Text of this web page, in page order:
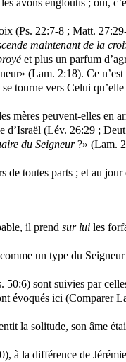
avons engloutis ; oui,
(Ps. 22:7-8 ; Matt.
maintenant de la
et plus un parfum
(Lam. 2:18). Ce
vers Celui
peuvent-elles en
d’Israël (Lév. 26:29 ;
du Seigneur?» (Lam.
toutes parts ; et au
il prend sur lui les
un type du
50:6) sont suivies par
évoqués ici (Comparer
la solitude, son âme
à la différence de